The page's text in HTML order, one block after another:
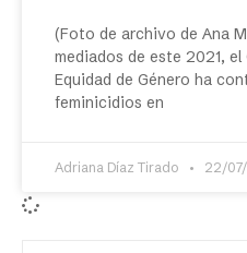
(Foto de archivo de Ana
mediados de este 2021,
Equidad de Género ha
feminicidios en
Adriana Díaz Tirado 22/